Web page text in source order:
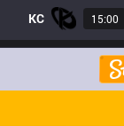
KC 15:00